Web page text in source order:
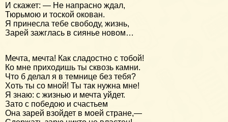
И скажет: — Не напрасно ждал,
Тюрьмою и тоской окован.
Я принесла тебе свободу, жизнь,
Зарей зажглась в сиянье новом…
Мечта, мечта! Как сладостно с тобой!
Ко мне приходишь ты сквозь камни.
Что б делал я в темнице без тебя?
Хоть ты со мной! Ты так нужна мне!
Я знаю: с жизнью и мечта уйдет.
Зато с победою и счастьем
Она зарей взойдет в моей стране,—